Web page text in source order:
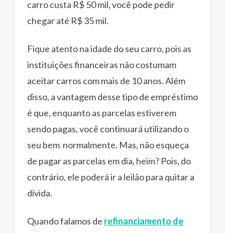
carro custa R$ 50 mil, você pode pedir
chegar até R$ 35 mil.
Fique atento na idade do seu carro, pois as
instituições financeiras não costumam
aceitar carros com mais de 10 anos. Além
disso, a vantagem desse tipo de empréstimo
é que, enquanto as parcelas estiverem
sendo pagas, você continuará utilizando o
seu bem normalmente. Mas, não esqueça
de pagar as parcelas em dia, heim? Pois, do
contrário, ele poderá ir a leilão para quitar a
dívida.
Quando falamos de refinanciamento de